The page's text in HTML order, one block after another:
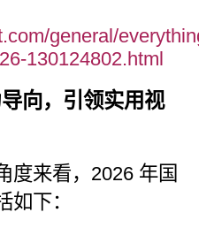
general/
130124802.html
向，引领实用视
度来看，2026 年国
如下：